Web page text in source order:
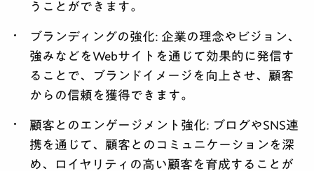
うことができます。
ブランディングの強化: 企業の理念やビジョン、
強みなどをWebサイトを通じて効果的に発信す
ることで、ブランドイメージを向上させ、顧客
からの信頼を獲得できます。
顧客とのエンゲージメント強化: ブログやSNS連
携を通じて、顧客とのコミュニケーションを深
め、ロイヤリティの高い顧客を育成することが